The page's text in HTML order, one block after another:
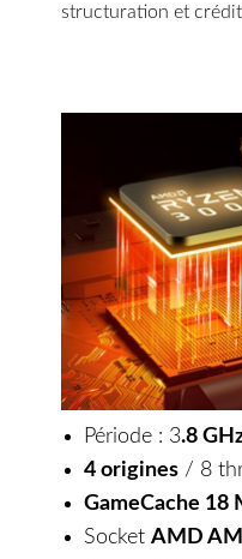
structuration et
Période : 3.8
4 origines / 8
GameCache 18
SocketAMD